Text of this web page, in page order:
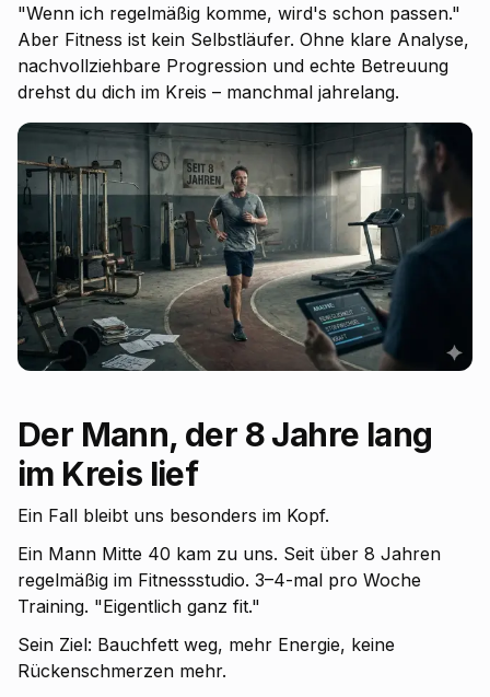
"Wenn ich regelmäßig komme, wird's schon passen."
Aber Fitness ist kein Selbstläufer. Ohne klare Analyse,
nachvollziehbare Progression und echte Betreuung
drehst du dich im Kreis – manchmal jahrelang.
Der Mann, der 8 Jahre lang
im Kreis lief
Ein Fall bleibt uns besonders im Kopf.
Ein Mann Mitte 40 kam zu uns. Seit über 8 Jahren
regelmäßig im Fitnessstudio. 3–4-mal pro Woche
Training. "Eigentlich ganz fit."
Sein Ziel: Bauchfett weg, mehr Energie, keine
Rückenschmerzen mehr.